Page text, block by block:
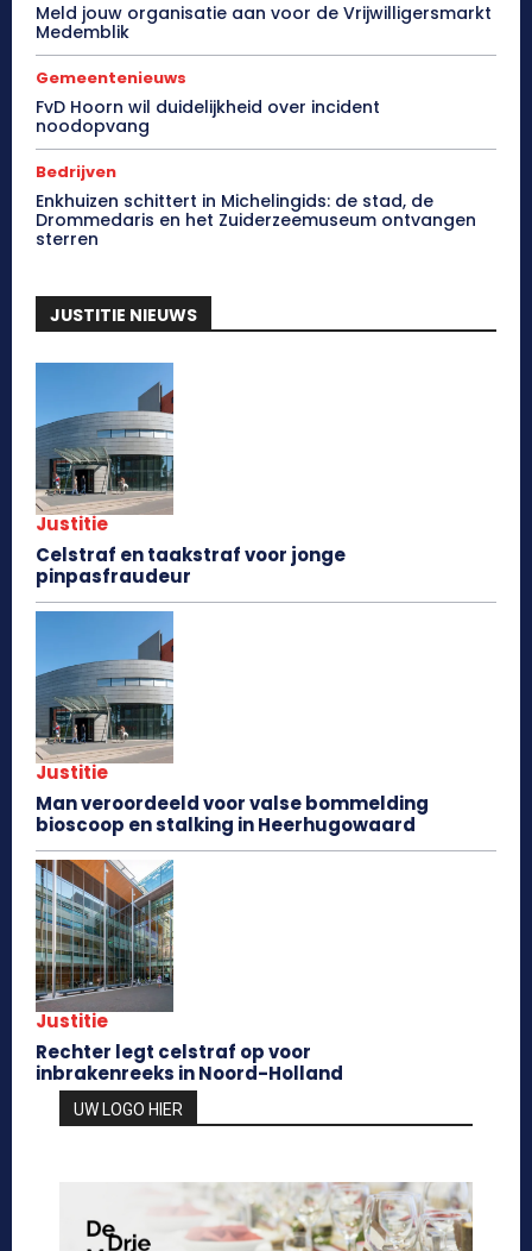
Meld jouw organisatie aan voor de Vrijwilligersmarkt
Medemblik
Gemeentenieuws
FvD Hoorn wil duidelijkheid over incident
noodopvang
Bedrijven
Enkhuizen schittert in Michelingids: de stad, de
Drommedaris en het Zuiderzeemuseum ontvangen
sterren
JUSTITIE NIEUWS
Justitie
Celstraf en taakstraf voor jonge
pinpasfraudeur
Justitie
Man veroordeeld voor valse bommelding
bioscoop en stalking in Heerhugowaard
Justitie
Rechter legt celstraf op voor
inbrakenreeks in Noord-Holland
UW LOGO HIER